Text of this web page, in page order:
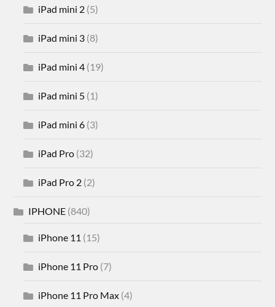
iPad mini 2 (5)
iPad mini 3 (8)
iPad mini 4 (19)
iPad mini 5 (1)
iPad mini 6 (3)
iPad Pro (32)
iPad Pro 2 (2)
IPHONE (840)
iPhone 11 (15)
iPhone 11 Pro (7)
iPhone 11 Pro Max (4)